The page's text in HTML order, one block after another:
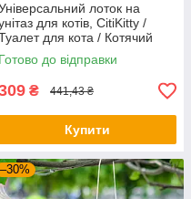
лоток на
для котів, CitiKitty /
для кота / Котячий
туалет
Готово до відправки
₴ 441,43 ₴
Купити
–30%